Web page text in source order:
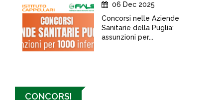
06 Dec 2025
Concorsi nelle Aziende
Sanitarie della Puglia:
assunzioni per...
CONCORSI